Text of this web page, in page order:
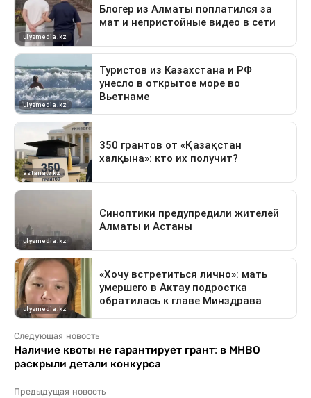
Следующая новость
Наличие квоты не гарантирует грант: в МНВО
раскрыли детали конкурса
Предыдущая новость